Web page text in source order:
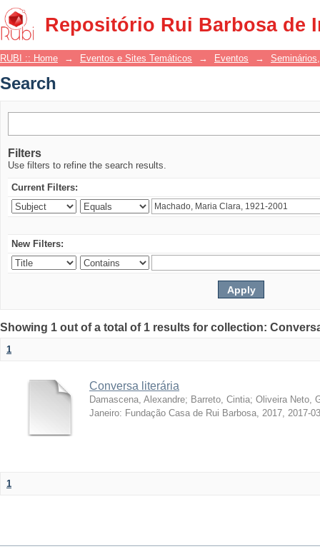
Repositório Rui Barbosa de
Search
RUBI :: Home → Eventos e Sites Temáticos → Eventos →
Search
Filters
Use filters to refine the search results.
Current Filters:
New Filters:
Showing 1 out of a total of 1 results for collection:
1
Conversa literária
Damascena, Alexandre; Barreto, Cintia; Oliveira Neto,
Janeiro: Fundação Casa de Rui Barbosa, 2017, 2017-
1